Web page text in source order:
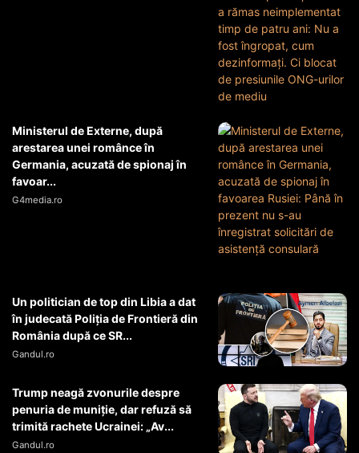
Ministerul de Externe, după
arestarea unei românce în
Germania, acuzată de spionaj în
favoar...
G4media.ro
Un politician de top din Libia a dat
în judecată Poliția de Frontieră din
România după ce SR...
Gandul.ro
Trump neagă zvonurile despre
penuria de muniție, dar refuză să
trimită rachete Ucrainei: „Av...
Gandul.ro